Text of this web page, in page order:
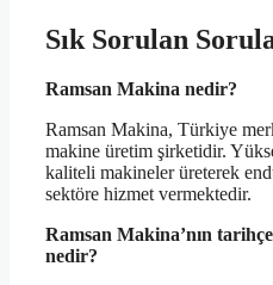
Sık Sorulan
Ramsan Makina nedir?
Ramsan Makina, Türkiye
makine üretim şirketidir.
kaliteli makineler üreterek
sektöre hizmet vermektedir.
Ramsan Makina’nın
nedir?